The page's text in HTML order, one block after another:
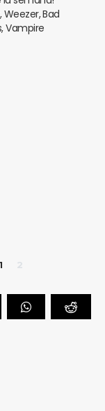
Weezer, Bad
Vampire
1 2